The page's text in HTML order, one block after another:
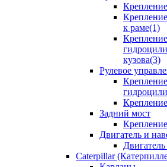
к раме(1)
кузова(3)
Рулевое
Задний мост
Двигатель и
Caterpillar